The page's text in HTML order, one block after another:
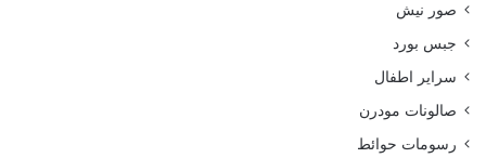
صور نيش
جبس بورد
سراير اطفال
صالونات مودرن
رسومات حوائط